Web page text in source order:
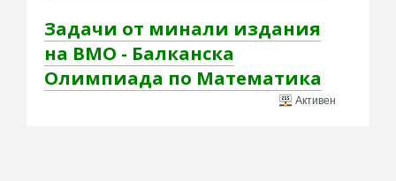
Задачи от минали издания
на BMO - Балканска
Олимпиада по Математика
Активен